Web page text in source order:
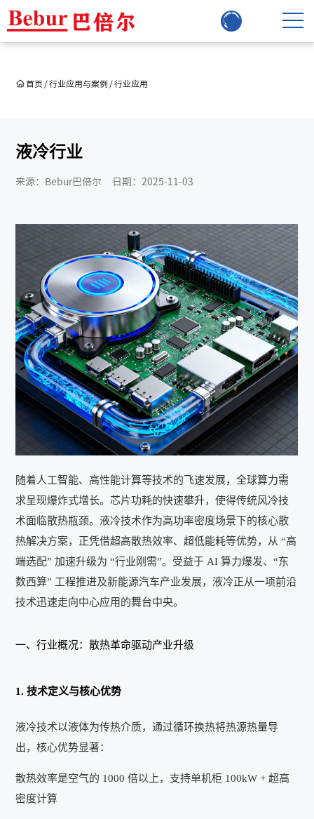
首页 / 行业应用与案例 / 行业应用
液冷行业
来源：Bebur巴倍尔 日期：2025-11-03
随着人工智能、高性能计算等技术的飞速发展，全球算力需
求呈现爆炸式增长。芯片功耗的快速攀升，使得传统风冷技
术面临散热瓶颈。液冷技术作为高功率密度场景下的核心散
热解决方案，正凭借超高散热效率、超低能耗等优势，从 “高
端选配” 加速升级为 “行业刚需”。受益于 AI 算力爆发、“东
数西算” 工程推进及新能源汽车产业发展，液冷正从一项前沿
技术迅速走向中心应用的舞台中央。
一、行业概况：散热革命驱动产业升级
1. 技术定义与核心优势
液冷技术以液体为传热介质，通过循环换热将热源热量导
出，核心优势显著：
散热效率是空气的 1000 倍以上，支持单机柜 100kW + 超高
密度计算